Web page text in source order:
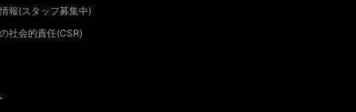
報(スタッフ募集中)
社会的責任(CSR)